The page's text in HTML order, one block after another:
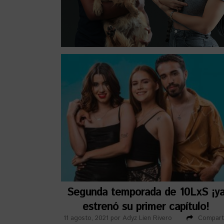
Segunda temporada de 10LxS
estrenó su primer capítulo!
11 agosto, 2021 por Adyz Lien Rivero